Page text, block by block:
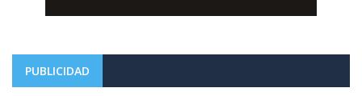
PUBLICIDAD